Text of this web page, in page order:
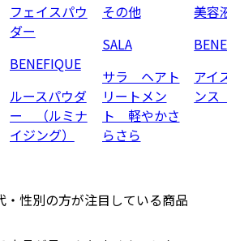
フェイスパウ
ダー
BENEFIQUE
ルースパウダ
ー （ルミナ
イジング）
その他
SALA
サラ ヘアト
リートメン
ト 軽やかさ
らさら
美容
アイ
ン
・性別の方が注目している商品